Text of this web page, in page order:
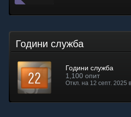
Години служба
Години служба
1,100 опит
Откл. на 12 септ. 2025